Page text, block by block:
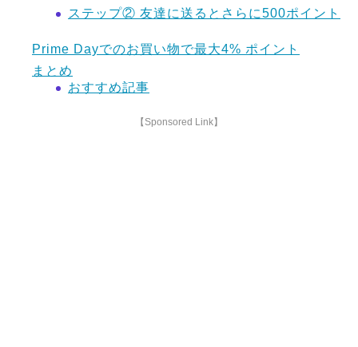
ステップ② 友達に送るとさらに500ポイント
Prime Dayでのお買い物で最大4% ポイント
まとめ
おすすめ記事
【Sponsored Link】